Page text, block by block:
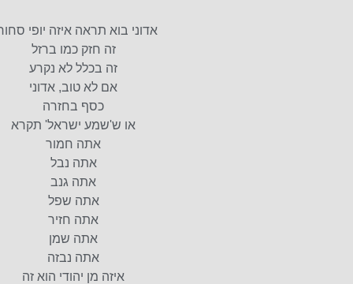
אדוני בוא תראה איזה יופי
זה חזק כמו ברזל
זה בכלל לא נקרע
אם לא טוב, אדוני
כסף בחזרה
או ש'שמע ישראל' תקרא
אתה חמור
אתה נבל
אתה גנב
אתה שפל
אתה חזיר
אתה שמן
אתה נבזה
איזה מן יהודי הוא זה